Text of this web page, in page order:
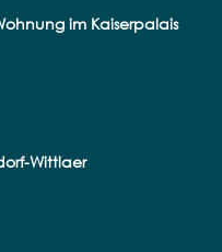
im Kaiserpalais
Wittlaer